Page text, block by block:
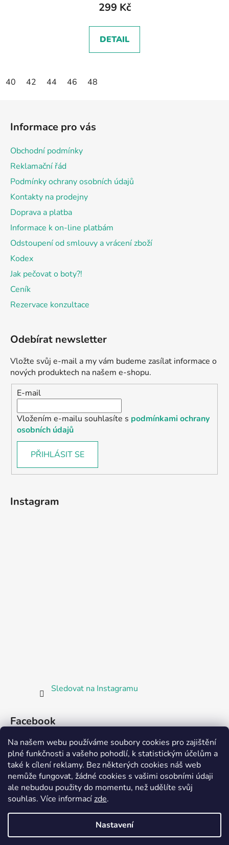
Na našem webu používáme soubory cookies pro zajištění
plné funkčnosti a vašeho pohodlí, k statistickým účelům a
také k cílení reklamy. Bez některých cookies náš web
nemůže fungovat, žádné cookies s vašimi osobními údaji
ale nebudou použity do momentu, než udělíte svůj
souhlas. Více informacízde.
Nastavení
299 Kč
DETAIL
40 42 44 46 48
Informace pro vás
Obchodní podmínky
Reklamační řád
Podmínky ochrany osobních údajů
Kontakty na prodejny
Doprava a platba
Informace k on-line platbám
Odstoupení od smlouvy a vrácení zboží
Kodex
Jak pečovat o boty?!
Ceník
Rezervace konzultace
Odebírat newsletter
Vložte svůj e-mail a my vám budeme zasílat informace o
nových produktech na našem e-shopu.
E-mail
Vložením e-mailu souhlasíte s podmínkami ochrany
osobních údajů
PŘIHLÁSIT SE
Instagram
Sledovat na Instagramu
Facebook
Partnerská prodejna Barefoot Plzeň